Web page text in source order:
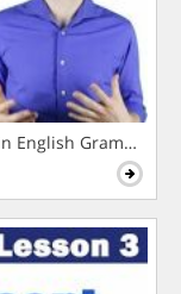
English Grammar